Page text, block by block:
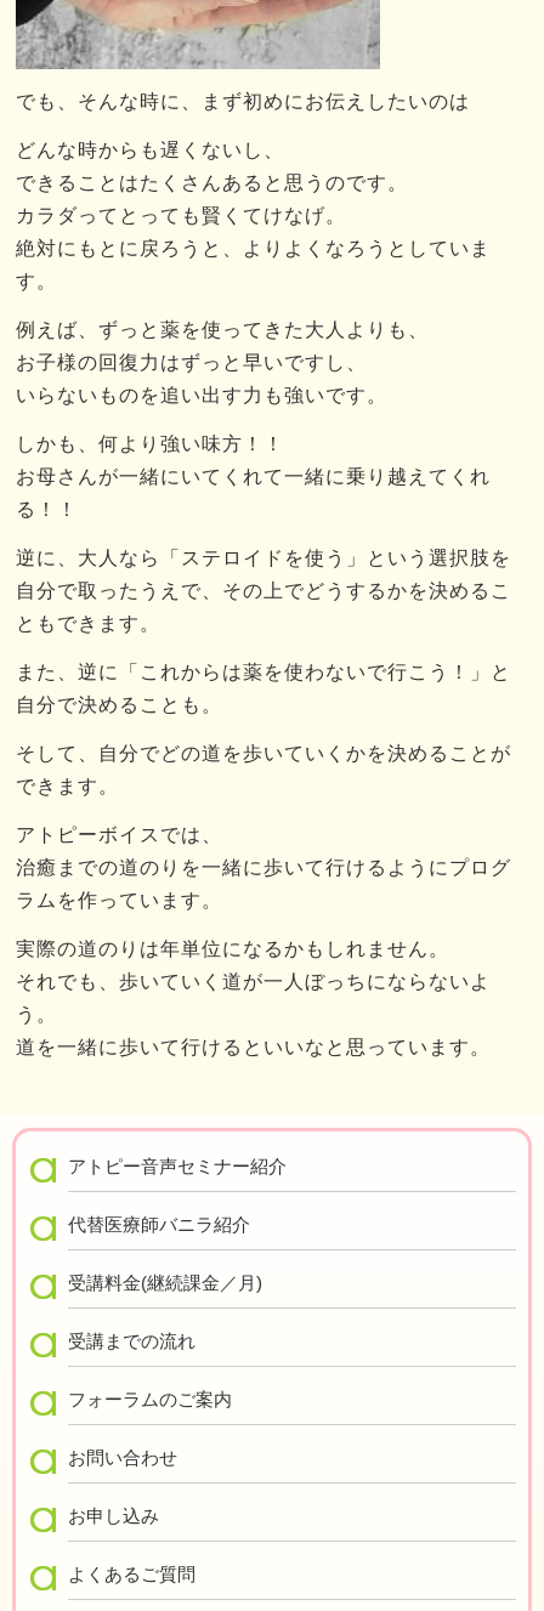
でも、そんな時に、まず初めにお伝えしたいのは
どんな時からも遅くないし、
できることはたくさんあると思うのです。
カラダってとっても賢くてけなげ。
絶対にもとに戻ろうと、よりよくなろうとしていま
す。
例えば、ずっと薬を使ってきた大人よりも、
お子様の回復力はずっと早いですし、
いらないものを追い出す力も強いです。
しかも、何より強い味方！！
お母さんが一緒にいてくれて一緒に乗り越えてくれ
る！！
逆に、大人なら「ステロイドを使う」という選択肢を
自分で取ったうえで、その上でどうするかを決めるこ
ともできます。
また、逆に「これからは薬を使わないで行こう！」と
自分で決めることも。
そして、自分でどの道を歩いていくかを決めることが
できます。
アトピーボイスでは、
治癒までの道のりを一緒に歩いて行けるようにプログ
ラムを作っています。
実際の道のりは年単位になるかもしれません。
それでも、歩いていく道が一人ぼっちにならないよ
う。
道を一緒に歩いて行けるといいなと思っています。
アトピー音声セミナー紹介
代替医療師バニラ紹介
受講料金(継続課金／月)
受講までの流れ
フォーラムのご案内
お問い合わせ
お申し込み
よくあるご質問